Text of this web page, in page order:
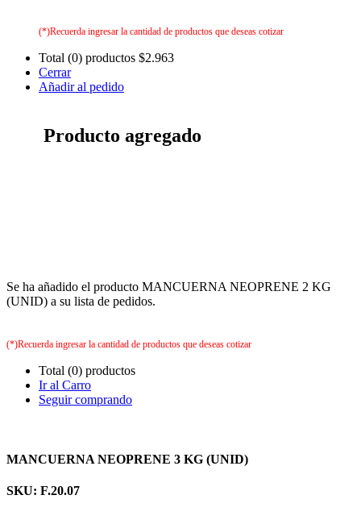
(*)Recuerda ingresar la cantidad de productos que deseas cotizar
Total (0) productos $2.963
Cerrar
Añadir al pedido
Producto agregado
Se ha añadido el producto MANCUERNA NEOPRENE 2 KG
(UNID) a su lista de pedidos.
(*)Recuerda ingresar la cantidad de productos que deseas cotizar
Total (0) productos
Ir al Carro
Seguir comprando
MANCUERNA NEOPRENE 3 KG (UNID)
SKU: F.20.07